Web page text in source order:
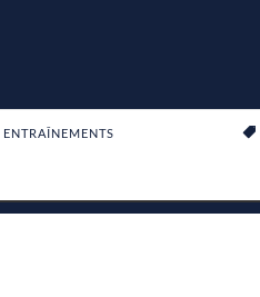
ENTRAÎNEMENTS 